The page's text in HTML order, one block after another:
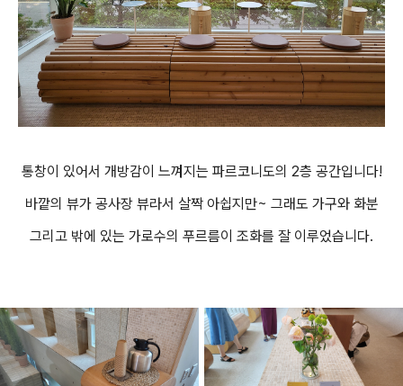
통창이 있어서 개방감이 느껴지는 파르코니도의 2층 공간입니다!
바깥의 뷰가 공사장 뷰라서 살짝 아쉽지만~ 그래도 가구와 화분
그리고 밖에 있는 가로수의 푸르름이 조화를 잘 이루었습니다.